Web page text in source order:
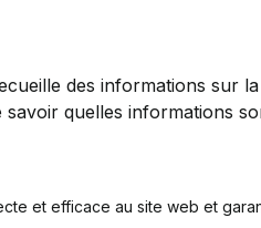
des informations sur
savoir quelles informations
et efficace au site web et